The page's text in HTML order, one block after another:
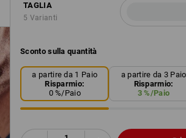
TAGLIA
5 Varianti
Sconto sulla quantità
a partire da 1 Paio
Risparmio:
0%/Paio
a partire da 3 Paio
Risparmio:
3 %/Paio